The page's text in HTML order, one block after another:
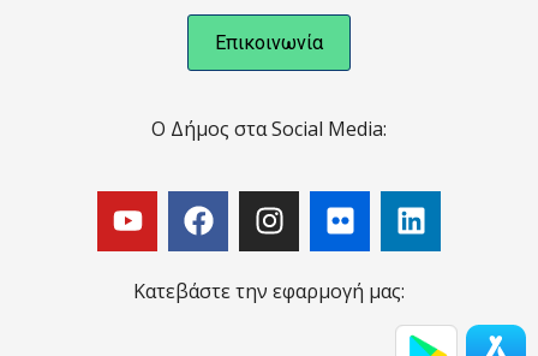
Επικοινωνία
Ο Δήμος στα Social Media:
Κατεβάστε την εφαρμογή μας: